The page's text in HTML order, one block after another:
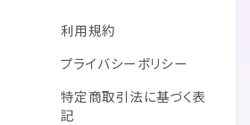
利用規約
プライバシーポリシー
特定商取引法に基づく表
記